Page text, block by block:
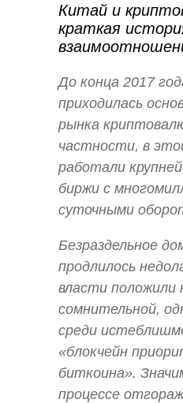
Китай и
краткая
До конца 2017
приходилась
рынка
частности, в
работали
биржи с
суточными
Безраздельное
продлилось
власти положили
сомнительной,
среди
«блокчейн
биткоина».
процессе